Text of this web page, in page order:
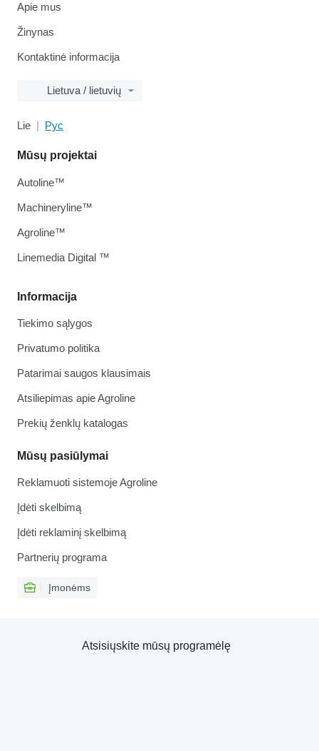
Apie mus
Žinynas
Kontaktinė informacija
Lietuva / lietuvių
Lie Рус
Informacija
Tiekimo sąlygos
Privatumo politika
Patarimai saugos klausimais
Atsiliepimas apie Agroline
Prekių ženklų katalogas
Mūsų pasiūlymai
Reklamuoti sistemoje Agroline
Įdėti skelbimą
Įdėti reklaminį skelbimą
Partnerių programa
Įmonėms
Mūsų projektai
Autoline™
Machineryline™
Agroline™
Linemedia Digital ™
Atsisiųskite mūsų programėlę